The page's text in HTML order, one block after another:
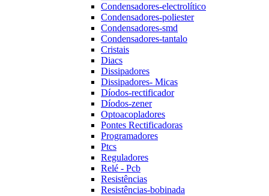
Condensadores-electrolítico
Condensadores-poliester
Condensadores-smd
Condensadores-tantalo
Cristais
Diacs
Dissipadores
Dissipadores- Micas
Díodos-rectificador
Díodos-zener
Optoacopladores
Pontes Rectificadoras
Programadores
Ptcs
Reguladores
Relé - Pcb
Resistências
Resistências-bobinada